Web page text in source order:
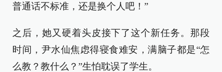
普通话不标准，还是换个人吧！”
之后，她又硬着头皮接下了这个新任务。那段
时间，尹水仙焦虑得寝食难安，满脑子都是“怎
么教？教什么？”生怕耽误了学生。